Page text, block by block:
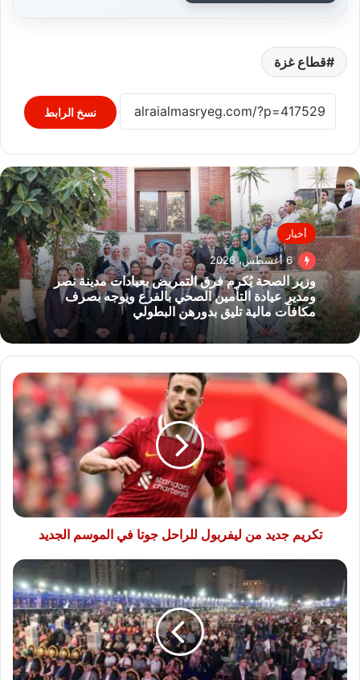
قطاع غزة
نسخ الرابط
أخبار
6 أغسطس، 2026
وزير الصحة يُكرم فرق التمريض بعيادات مدينة نصر
ومدير عيادة التأمين الصحي بالفرع ويوجه بصرف
مكافآت مالية تليق بدورهن البطولي
تكريم
جديد
من
ليفربول
الموسم
الجديد
تكريم جديد من ليفربول للراحل جوتا في الموسم الجديد
15
ألف
مواطن
يحتشدون
بالإسكندرية
لدعم
مرشحي